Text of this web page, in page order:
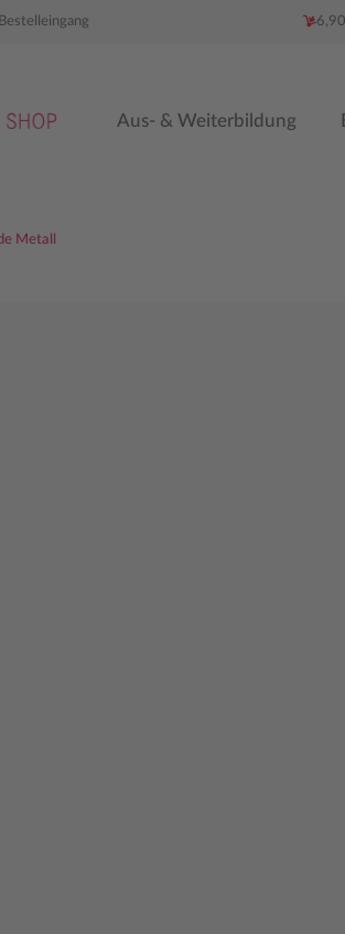
Aus- & Weiterbildung
Metall